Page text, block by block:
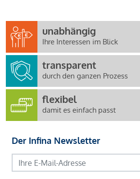
unabhängig
Ihre Interessen im Blick
transparent
durch den ganzen Prozess
flexibel
damit es einfach passt
Der Infina Newsletter